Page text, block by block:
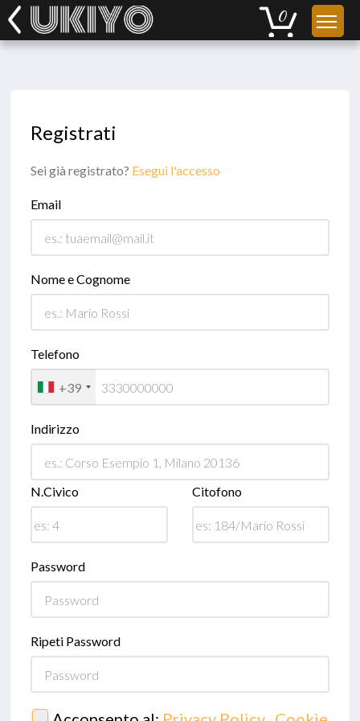
Registrati
Sei già registrato? Esegui l'accesso
Email
Nome e Cognome
Telefono
+39
Indirizzo
N.Civico Citofono
Password
Ripeti Password